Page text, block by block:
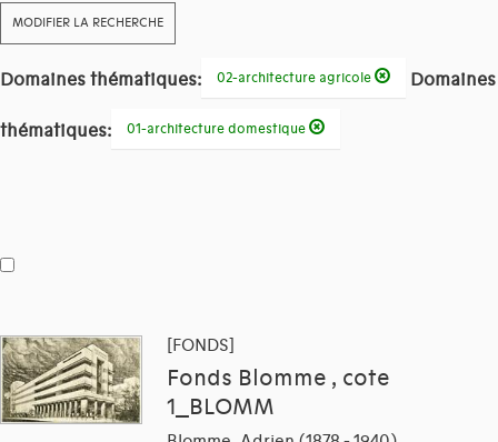
MODIFIER LA RECHERCHE
Domaines thématiques: 02-architecture agricole Domaines
thématiques: 01-architecture domestique
[FONDS]
Fonds Blomme , cote
1_BLOMM